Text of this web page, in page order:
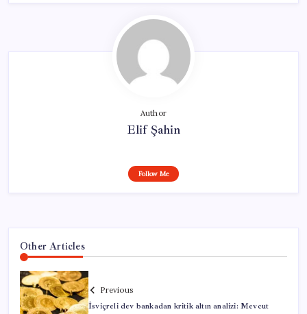
Author
Elif Şahin
Follow Me
Other Articles
Previous
İsviçreli dev bankadan kritik altın analizi: Mevcut